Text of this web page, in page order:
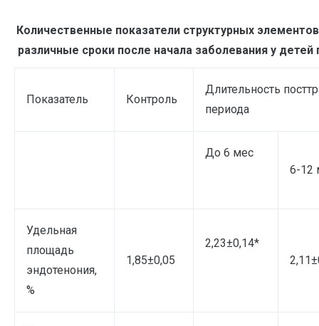
Количественные показатели структурных
различные сроки после начала заболевания у
Показатель Контроль
Длительность
периода
До 6 мес
6-12
Удельная
площадь
эндотенония,
%
1,85±0,05
2,23±0,14*